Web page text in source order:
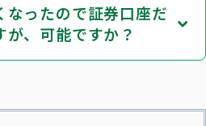
なったので証券口座だ
、可能ですか？